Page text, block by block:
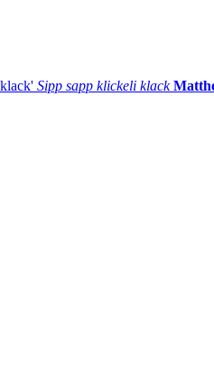
Sipp sapp klickeli klack